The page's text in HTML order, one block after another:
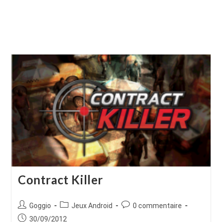
Contract Killer
Auteur/autrice
de
Goggio
Post
category:
Jeux Android
Commentaires
0 commentaire
Publication
30/09/2012